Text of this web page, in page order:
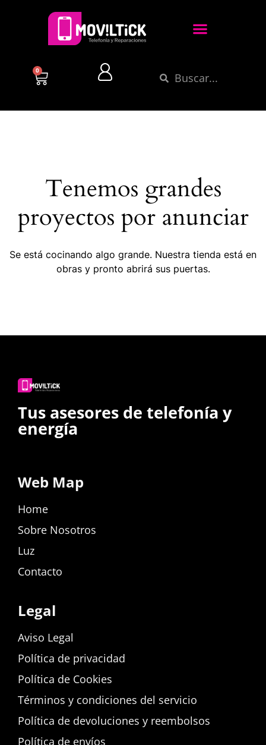
0
Tenemos grandes
proyectos por anunciar
Se está cocinando algo grande. Nuestra tienda está en
obras y pronto abrirá sus puertas.
Tus asesores de telefonía y
energía
Web Map
Home
Sobre Nosotros
Luz
Contacto
Legal
Aviso Legal
Política de privacidad
Política de Cookies
Términos y condiciones del servicio
Política de devoluciones y reembolsos
Política de envíos